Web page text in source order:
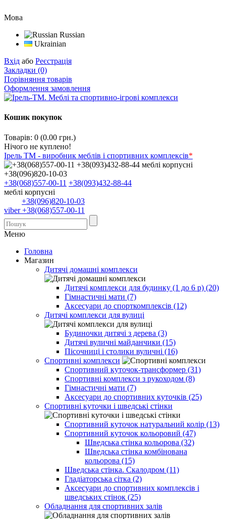
Мова
Russian
Ukrainian
Вхід або Реєстрація
Закладки (0)
Порівняння товарів
Оформлення замовлення
Кошик покупок
Товарів: 0 (0.00 грн.)
Нічого не куплено!
Ірель ТМ - виробник меблів і спортивних комплексів*
+38(068)557-00-11 +38(093)432-88-44
меблі корпусні
+38(096)820-10-03
viber +38(068)557-00-11
Меню
Головна
Магазин
Дитячі домашні комплекси
Дитячі комплекси для будинку (1 до 6 р) (20)
Гімнастичні мати (7)
Аксесуари до спорткомплексів (12)
Дитячі комплекси для вулиці
Будиночки дитячі з дерева (3)
Дитячі вуличні майданчики (15)
Пісочниці і столики вуличні (16)
Спортивні комплекси
Спортивний куточок-трансформер (31)
Спортивні комплекси з рукоходом (8)
Гімнастичні мати (7)
Аксесуари до спортивних куточків (25)
Спортивні куточки і шведські стінки
Спортивний куточок натуральний колір (13)
Спортивний куточок кольоровий (47)
Шведська стінка кольорова (32)
Шведська стінка комбінована
кольорова (15)
Шведська стінка. Скалодром (11)
Гладіаторська сітка (2)
Аксесуари до спортивних комплексів і
шведських стінок (25)
Обладнання для спортивних залів